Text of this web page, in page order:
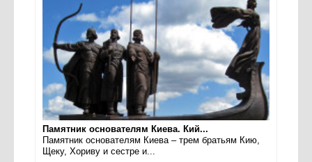
Памятник основателям Киева. Кий...
Памятник основателям Киева – трем братьям Кию,
Щеку, Хориву и сестре и...